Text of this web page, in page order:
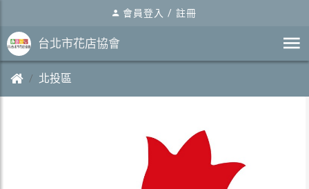
會員登入 / 註冊
台北市花店協會
北投區